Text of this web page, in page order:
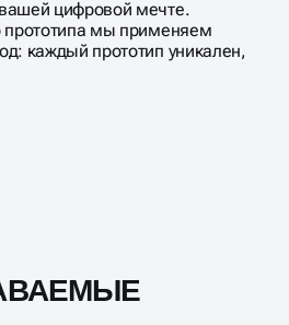
цифровой мечте.
прототипа мы применяем
каждый прототип уникален,